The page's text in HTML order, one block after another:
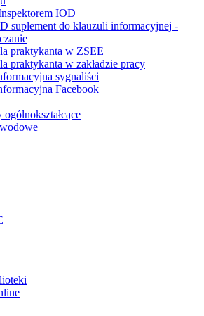
IOD
suplement do klauzuli informacyjnej -
praktykanta w ZSEE
praktykanta w zakładzie pracy
sygnaliści
Facebook